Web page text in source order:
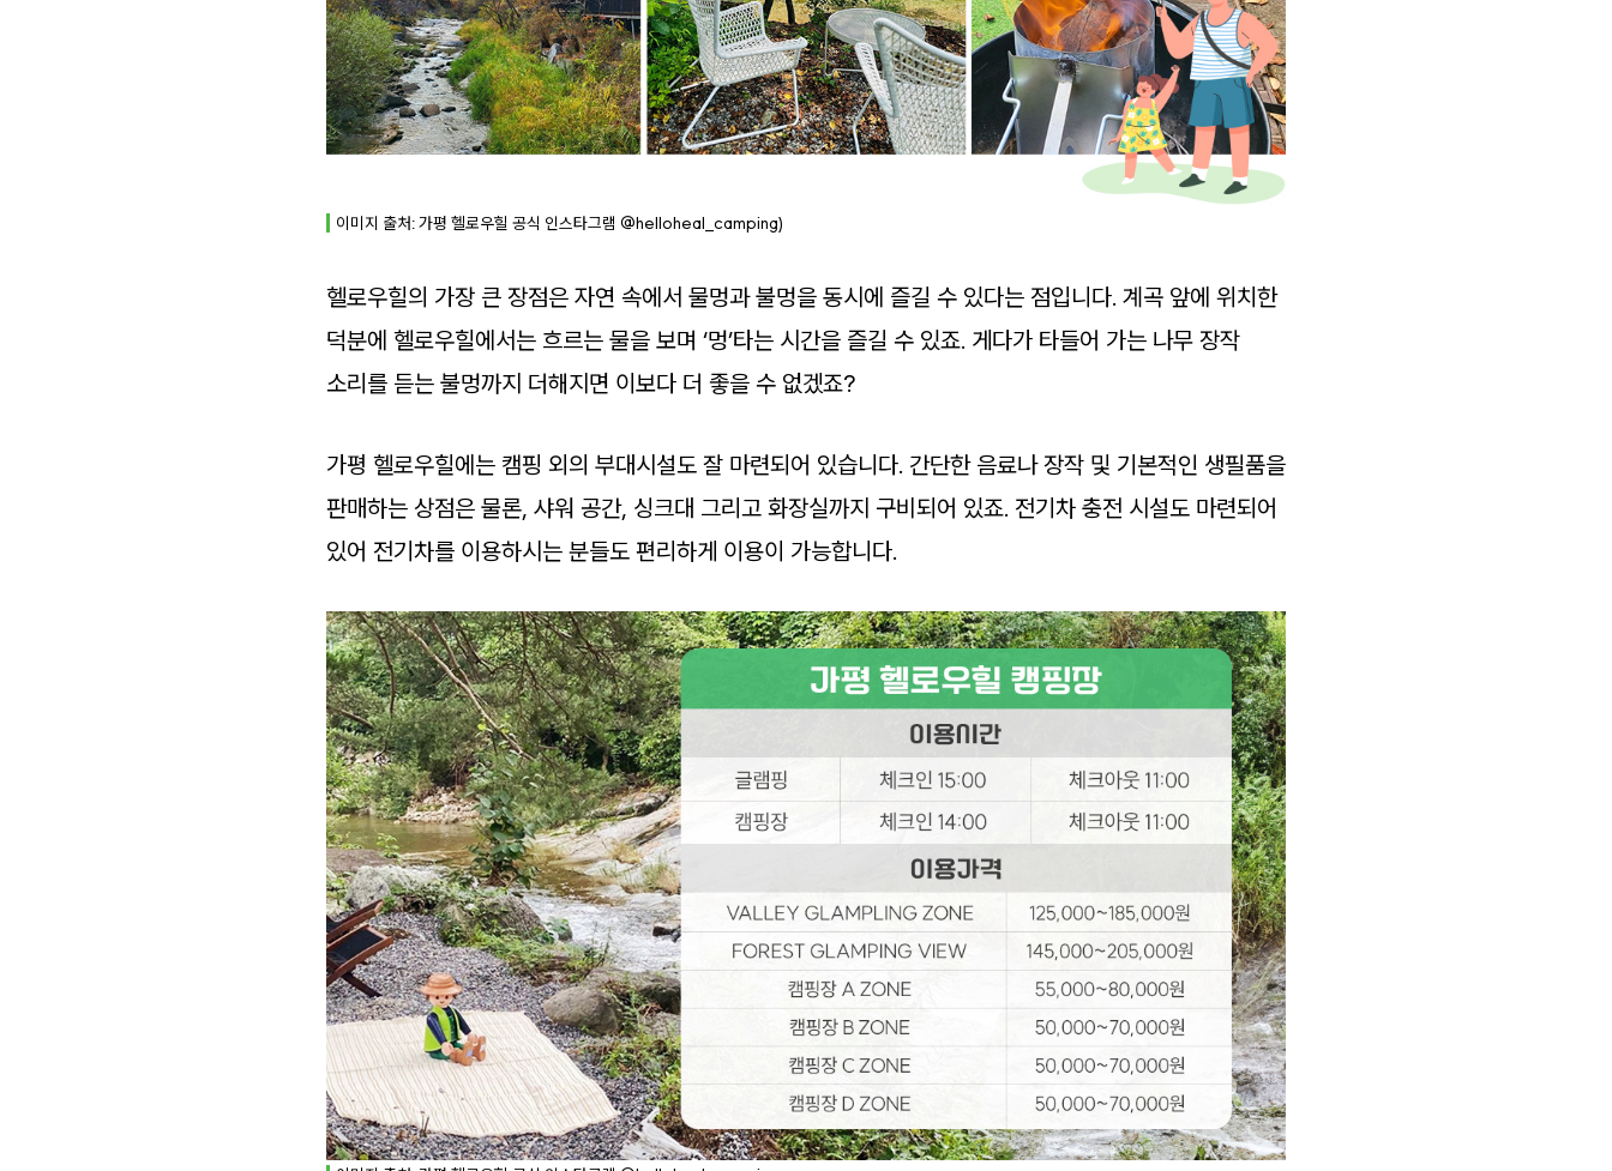
이미지 출처: 가평 헬로우힐 공식 인스타그램 @helloheal_camping)
헬로우힐의 가장 큰 장점은 자연 속에서 물멍과 불멍을 동시에 즐길 수 있다는 점입니다. 계곡 앞에 위치한
덕분에 헬로우힐에서는 흐르는 물을 보며 ‘멍’타는 시간을 즐길 수 있죠. 게다가 타들어 가는 나무 장작
소리를 듣는 불멍까지 더해지면 이보다 더 좋을 수 없겠죠?
가평 헬로우힐에는 캠핑 외의 부대시설도 잘 마련되어 있습니다. 간단한 음료나 장작 및 기본적인 생필품을
판매하는 상점은 물론, 샤워 공간, 싱크대 그리고 화장실까지 구비되어 있죠. 전기차 충전 시설도 마련되어
있어 전기차를 이용하시는 분들도 편리하게 이용이 가능합니다.